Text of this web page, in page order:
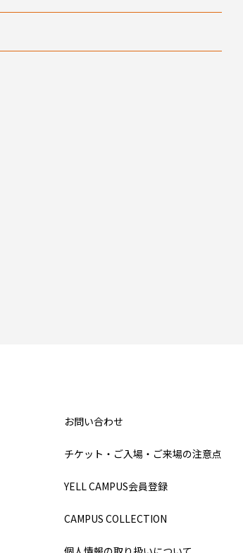
お問い合わせ
チケット・ご入場・ご来場の注意点
YELL CAMPUS会員登録
CAMPUS COLLECTION